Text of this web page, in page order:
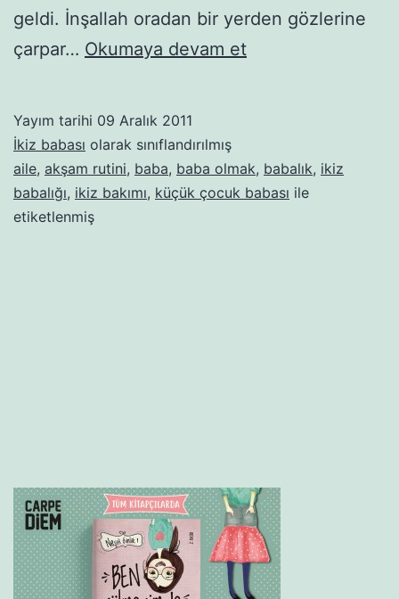
geldi. İnşallah oradan bir yerden gözlerine
çarpar… Okumaya devam etBabalara
Bölüm:
Akşam
Yayım tarihi 09 Aralık 2011
İkiz babası olarak sınıflandırılmış
aile, akşam rutini, baba, baba olmak, babalık, ikiz
babalığı, ikiz bakımı, küçük çocuk babası ile
etiketlenmiş